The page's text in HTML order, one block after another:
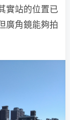
實站的位置已
廣角鏡能夠拍